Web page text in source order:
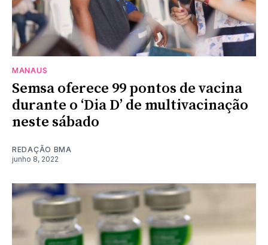
MANAUS
Semsa oferece 99 pontos de vacina
durante o ‘Dia D’ de multivacinação
neste sábado
REDAÇÃO BMA
junho 8, 2022